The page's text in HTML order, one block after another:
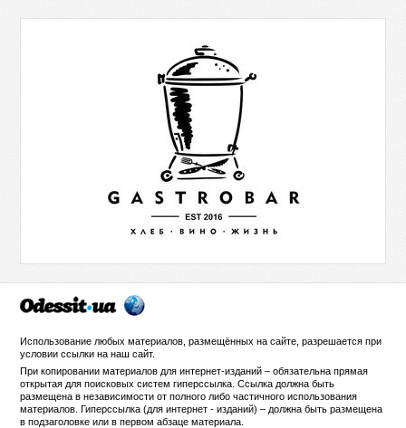
Использование любых материалов, размещённых на сайте, разрешается при
условии ссылки нанаш сайт.
При копировании материалов для интернет-изданий – обязательна прямая
открытая для поисковых систем гиперссылка. Ссылка должна быть
размещена в независимости от полного либо частичного использования
материалов. Гиперссылка (для интернет - изданий) – должна быть размещена
в подзаголовке или в первом абзаце материала.